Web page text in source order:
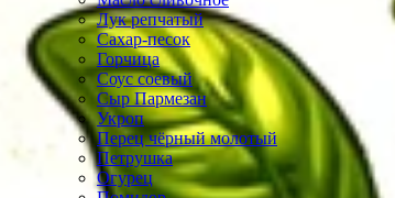
Лук репчатый
Сахар-песок
Горчица
Соус соевый
Сыр Пармезан
Укроп
Перец чёрный молотый
Петрушка
Огурец